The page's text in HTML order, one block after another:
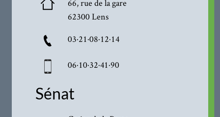
66, rue de la gare
62300 Lens
03·21·08·12·14
06·10·32·41·90
Sénat